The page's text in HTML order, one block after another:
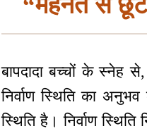
बापदादा बच्चों के स्नेह
निर्वाण स्थिति का
स्थिति है। निर्वाण स्थिति